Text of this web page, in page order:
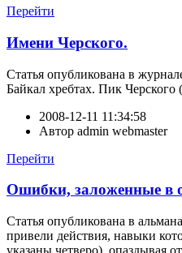
Перейти
Имени Черского.
Статья опубликована в
Байкал хребтах. Пик Черского
2008-12-11 11:34:58
Автор admin webmaster
Перейти
Ошибки, заложенные в
Статья опубликована в
привели действия, навыки
указаны четверо), опаздывая